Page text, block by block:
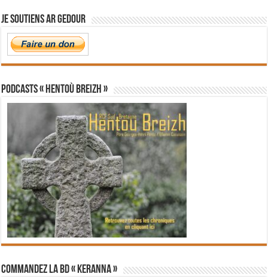
Je soutiens Ar Gedour
PODCASTS « Hentoù Breizh »
Commandez la BD « Keranna »